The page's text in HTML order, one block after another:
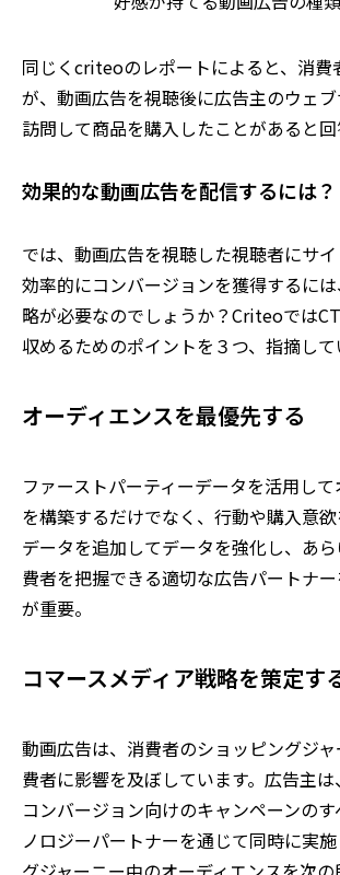
同じくcriteoのレポートによると、消費
が、動画広告を視聴後に広告主のウェブ
訪問して商品を購入したことがあると回
効果的な動画広告を配信するには？
では、動画広告を視聴した視聴者にサイ
効率的にコンバージョンを獲得するに
略が必要なのでしょうか？Criteoでは
収めるためのポイントを３つ、指摘して
オーディエンスを最優先する
ファーストパーティーデータを活用し
を構築するだけでなく、行動や購入意
データを追加してデータを強化し、あ
費者を把握できる適切な広告パートナ
が重要。
コマースメディア戦略を策定す
動画広告は、消費者のショッピングジ
費者に影響を及ぼしています。広告主は
コンバージョン向けのキャンペーンの
ノロジーパートナーを通じて同時に実